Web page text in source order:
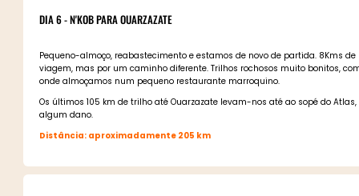
DIA 6 - N'KOB PARA OUARZAZATE
Pequeno-almoço, reabastecimento e estamos de novo de partida. 8Kms
viagem, mas por um caminho diferente. Trilhos rochosos muito bonitos,
onde almoçamos num pequeno restaurante marroquino.
Os últimos 105 km de trilho até Ouarzazate levam-nos até ao sopé do
algum dano.
Distância: aproximadamente 205 km